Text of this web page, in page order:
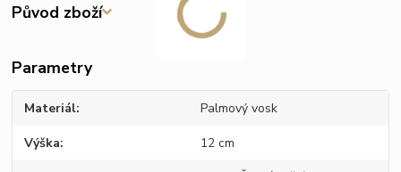
Původ zboží
Parametry
Materiál Palmový vosk
Výška 12 cm